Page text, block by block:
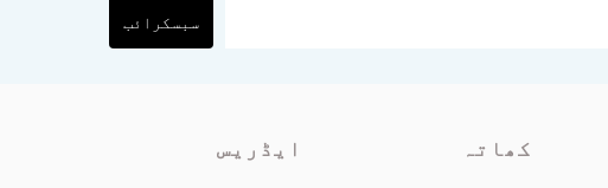
سبسکرائب
کھاتہ ایڈریس